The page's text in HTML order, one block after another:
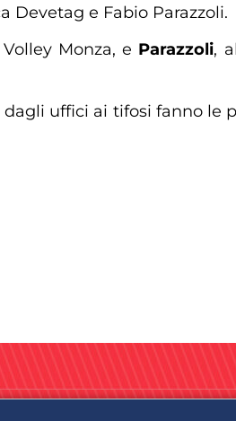
Devetag e Fabio Parazzoli.
Monza, e Parazzoli,
dagli uffici ai tifosi fanno le